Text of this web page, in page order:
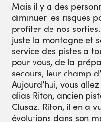
Mais il y a des
diminuer les risques
profiter de nos
juste la montagne et
service des pistes a
pour vous, de la
secours, leur champ
Aujourd’hui, vous
alias Riton, ancien
Clusaz. Riton, il en a
évolutions dans son